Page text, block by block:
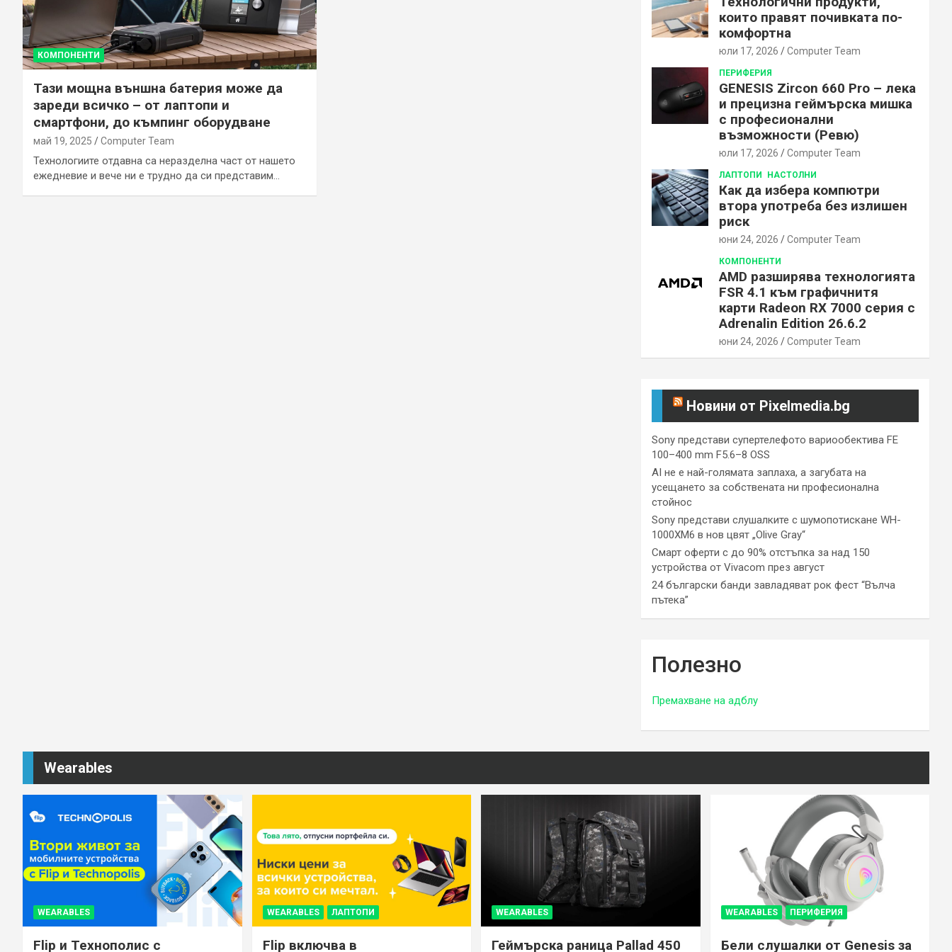
КОМПОНЕНТИ
Тази мощна външна батерия може да
зареди всичко – от лаптопи и
смартфони, до къмпинг оборудване
май 19, 2025 Computer Team
Технологиите отдавна са неразделна част от нашето
ежедневие и вече ни е трудно да си представим…
които правят почивката по-
комфортна
юли 17, 2026 Computer Team
ПЕРИФЕРИЯ
GENESIS Zircon 660 Pro – лека
и прецизна геймърска мишка
с професионални
възможности (Ревю)
юли 17, 2026 Computer Team
ЛАПТОПИ НАСТОЛНИ
Как да избера компютри
втора употреба без излишен
риск
юни 24, 2026 Computer Team
КОМПОНЕНТИ
AMD разширява технологията
FSR 4.1 към графичнитя
карти Radeon RX 7000 серия с
Adrenalin Edition 26.6.2
юни 24, 2026 Computer Team
Новини от Pixelmedia.bg
Sony представи супертелефото вариообектива FE
100–400 mm F5.6–8 OSS
AI не е най-голямата заплаха, а загубата на
усещането за собствената ни професионална
стойнос
Sony представи слушалките с шумопотискане WH-
1000XM6 в нов цвят „Olive Gray“
Смарт оферти с до 90% отстъпка за над 150
устройства от Vivacom през август
24 български банди завладяват рок фест “Вълча
пътека”
Полезно
Премахване на адблу
Wearables
WEARABLES
Flip и Технополис с
WEARABLES ЛАПТОПИ
Flip включва в
WEARABLES
Геймърска раница Pallad 450
WEARABLES ПЕРИФЕРИЯ
Бели слушалки от Genesis за